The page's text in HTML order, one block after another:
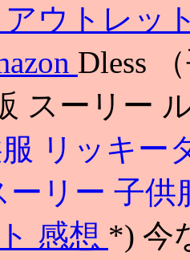
ウトレッ
Dless
スーリー
リッキー
ーリー 子
感想 *) 今